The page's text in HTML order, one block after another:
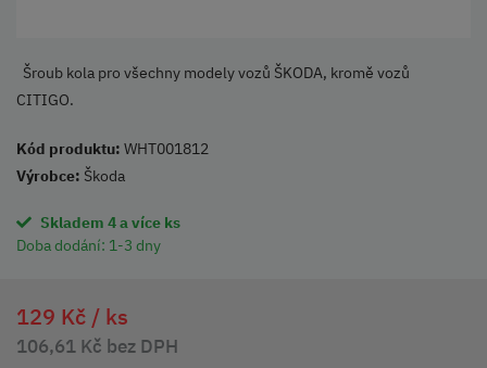
Šroub kola pro všechny modely vozů ŠKODA, kromě vozů
CITIGO.
Kód produktu: WHT001812
Výrobce: Škoda
Skladem 4 a více ks
Doba dodání: 1-3 dny
129 Kč / ks
106,61 Kč bez DPH